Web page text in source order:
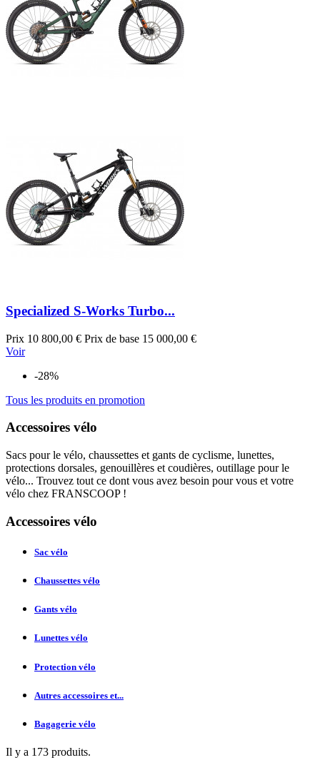
Specialized S-Works Turbo...
Prix 10 800,00 € Prix de base 15 000,00 €
Voir
-28%
Tous les produits en promotion
Accessoires vélo
Sacs pour le vélo, chaussettes et gants de cyclisme, lunettes,
protections dorsales, genouillères et coudières, outillage pour le
vélo... Trouvez tout ce dont vous avez besoin pour vous et votre
vélo chez FRANSCOOP !
Accessoires vélo
Sac vélo
Chaussettes vélo
Gants vélo
Lunettes vélo
Protection vélo
Autres accessoires et...
Bagagerie vélo
Il y a 173 produits.